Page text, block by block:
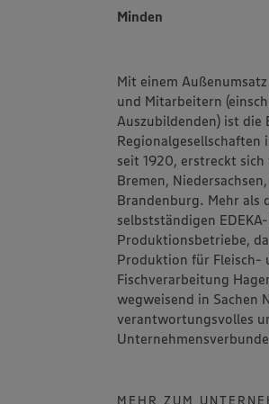
Minden
Mit einem
und Mitarbeitern
Auszubildenden) ist die
Regionalgesellschaften
seit 1920, erstreckt
Bremen,
Brandenburg. Mehr als
selbstständigen
Produktionsbetriebe,
Produktion für Fleisch-
Fischverarbeitung
wegweisend in Sachen
verantwortungsvolles
MEHR ZUM